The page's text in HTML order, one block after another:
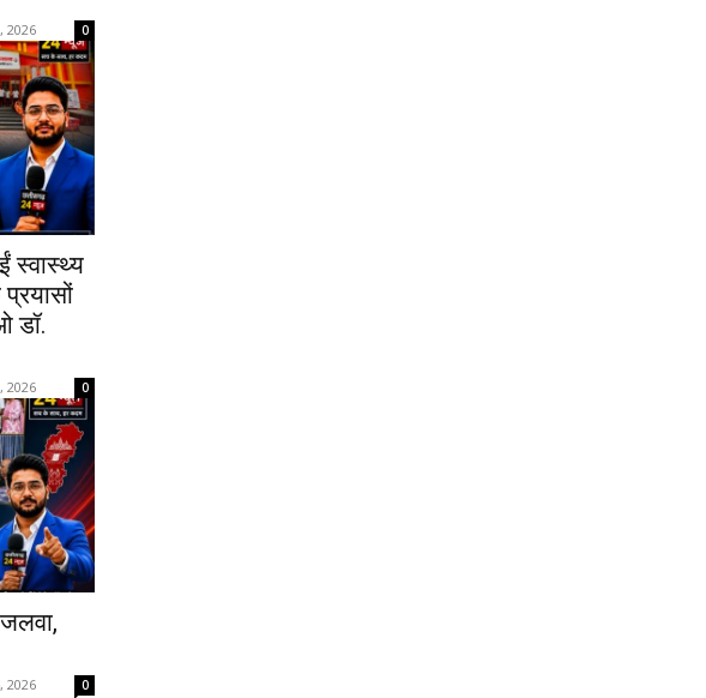
2026 0
स्वास्थ्य
डॉ.
2026 0
2026 0